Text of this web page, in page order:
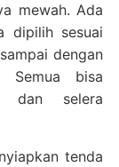
mewah. Ada
dipilih sesuai
dengan
Semua bisa
dan selera
tenda